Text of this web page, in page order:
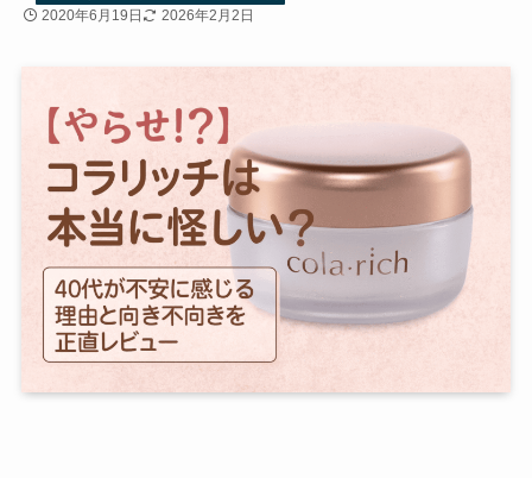
2020年6月19日 2026年2月2日